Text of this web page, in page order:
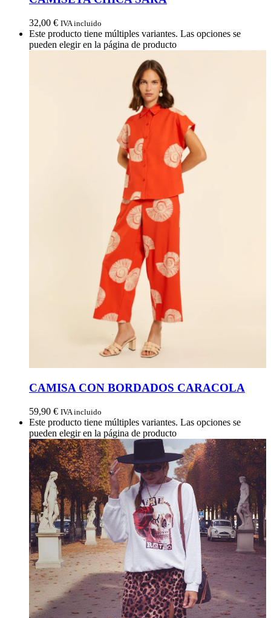
32,00 € IVA incluido
Este producto tiene múltiples variantes. Las opciones se
pueden elegir en la página de producto
CAMISA CON BORDADOS CARACOLA
59,90 € IVA incluido
Este producto tiene múltiples variantes. Las opciones se
pueden elegir en la página de producto